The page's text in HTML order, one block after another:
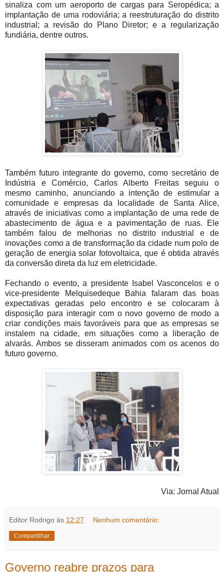
sinaliza com um aeroporto de cargas para Seropédica; a
implantação de uma rodoviária; a reestruturação do distrito
industrial; a revisão do Plano Diretor; e a regularização
fundiária, dentre outros.
Também futuro integrante do governo, como secretário de
Indústria e Comércio, Carlos Alberto Freitas seguiu o
mesmo caminho, anunciando a intenção de estimular a
comunidade e empresas da localidade de Santa Alice,
através de iniciativas como a implantação de uma rede de
abastecimento de água e a pavimentação de ruas. Ele
também falou de melhorias no distrito industrial e de
inovações como a de transformação da cidade num polo de
geração de energia solar fotovoltaica, que é obtida através
da conversão direta da luz em eletricidade.
Fechando o evento, a presidente Isabel Vasconcelos e o
vice-presidente Melquisedeque Bahia falaram das boas
expectativas geradas pelo encontro e se colocaram à
disposição para interagir com o novo governo de modo a
criar condições mais favoráveis para que as empresas se
instalem na cidade, em situações como a liberação de
alvarás. Ambos se disseram animados com os acenos do
futuro governo.
Via: Jornal Atual
Editor Rodrigo às 12:27 Nenhum comentário:
Compartilhar
Governo reabre prazos para